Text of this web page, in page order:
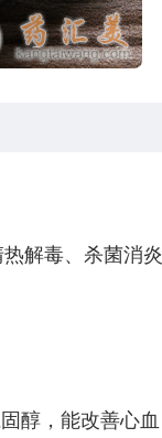
解毒、杀菌消炎
醇，能改善心血